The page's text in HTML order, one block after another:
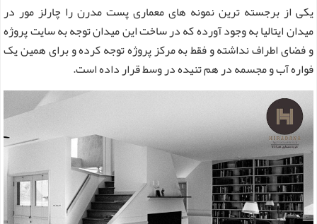
یکی از برجسته ترین نمونه های معماری پست مدرن را چارلز مور در
میدان ایتالیا به وجود آورده که در ساخت این میدان توجه به سایت پروژه
و فضای اطراف نداشته و فقط به مرکز پروژه توجه کرده و برای همین یک
فواره آب و مجسمه در هم تنیده در وسط قرار داده است.